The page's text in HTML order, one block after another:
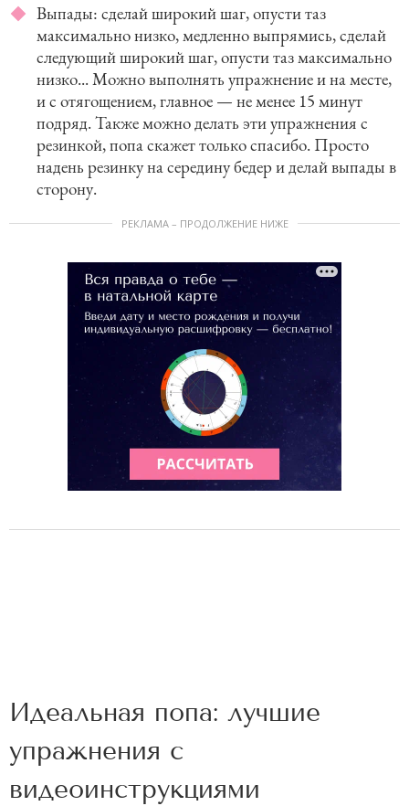
Выпады: сделай широкий шаг, опусти таз
максимально низко, медленно выпрямись, сделай
следующий широкий шаг, опусти таз максимально
низко... Можно выполнять упражнение и на месте,
и с отягощением, главное — не менее 15 минут
подряд. Также можно делать эти упражнения с
резинкой, попа скажет только спасибо. Просто
надень резинку на середину бедер и делай выпады в
сторону.
РЕКЛАМА – ПРОДОЛЖЕНИЕ НИЖЕ
Идеальная попа: лучшие
упражнения с
видеоинструкциями